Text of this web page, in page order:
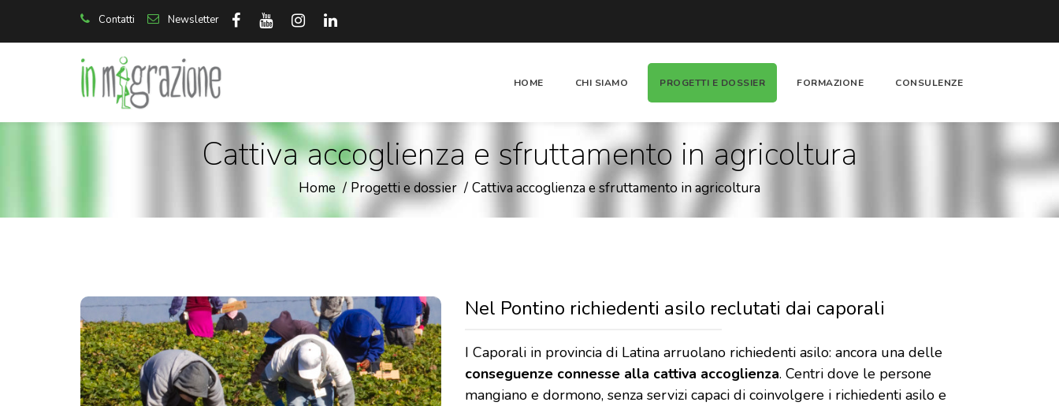
Contatti Newsletter
HOME CHI SIAMO PROGETTI E DOSSIER FORMAZIONE CONSULENZE
Cattiva accoglienza e sfruttamento in agricoltura
Home Progetti e dossier Cattiva accoglienza e sfruttamento in agricoltura
Nel Pontino richiedenti asilo reclutati dai caporali
I Caporali in provincia di Latina arruolano richiedenti asilo: ancora una delle
conseguenze connesse alla cattiva accoglienza. Centri dove le persone
mangiano e dormono, senza servizi capaci di coinvolgere i richiedenti asilo e